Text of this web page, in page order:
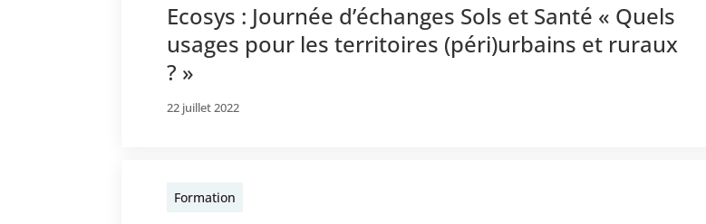
Ecosys : Journée d’échanges Sols et Santé « Quels
usages pour les territoires (péri)urbains et ruraux
? »
22 juillet 2022
Formation